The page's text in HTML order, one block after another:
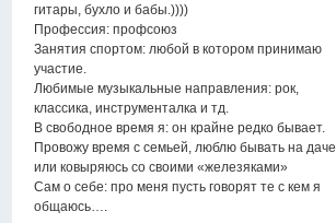
гитары, бухло и бабы.))))
Профессия: профсоюз
Занятия спортом: любой в котором принимаю
участие.
Любимые музыкальные направления: рок,
классика, инструменталка и тд.
В свободное время я: он крайне редко бывает.
Провожу время с семьей, люблю бывать на даче
или ковыряюсь со своими «железяками»
Сам о себе: про меня пусть говорят те с кем я
общаюсь….